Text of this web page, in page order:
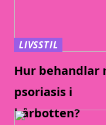
LIVSSTIL
Hur behandlar
psoriasis i
hårbotten?